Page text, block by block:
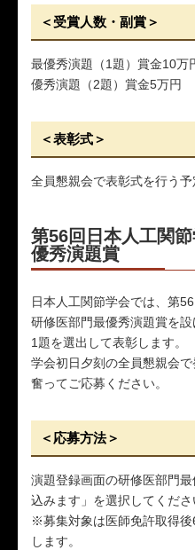
＜受賞人数・副賞＞
最優秀演題（1題）賞金10万
優秀演題（2題）賞金5万円
＜表彰式＞
全員懇親会で表彰式を行う予
第56回日本人工関
優秀演題賞
日本人工関節学会では、第
研修医部門最優秀演題賞を
1題を選出して表彰します。
学会初日夕刻の全員懇親会で
奮ってご応募ください。
＜応募方法＞
演題登録画面の研修医部門
込みます」を選択してくださ
※募集対象は医師免許取得
します。